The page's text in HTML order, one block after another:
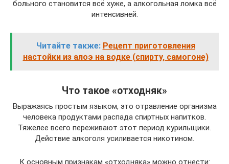
больного становится всё хуже, а алкогольная ломка всё
интенсивней.
Читайте также: Рецепт приготовления
настойки из алоэ на водке (спирту, самогоне)
Что такое «отходняк»
Выражаясь простым языком, это отравление организма
человека продуктами распада спиртных напитков.
Тяжелее всего переживают этот период курильщики.
Действие алкоголя усиливается никотином.
К основным признакам «отходняка» можно отнести: